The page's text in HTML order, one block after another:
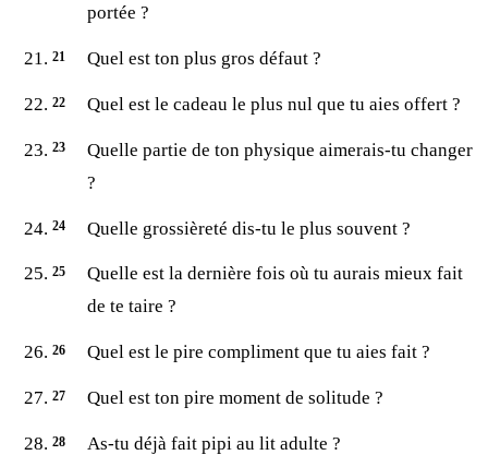
portée ?
Quel est ton plus gros défaut ?
Quel est le cadeau le plus nul que tu aies offert ?
Quelle partie de ton physique aimerais-tu changer
?
Quelle grossièreté dis-tu le plus souvent ?
Quelle est la dernière fois où tu aurais mieux fait
de te taire ?
Quel est le pire compliment que tu aies fait ?
Quel est ton pire moment de solitude ?
As-tu déjà fait pipi au lit adulte ?